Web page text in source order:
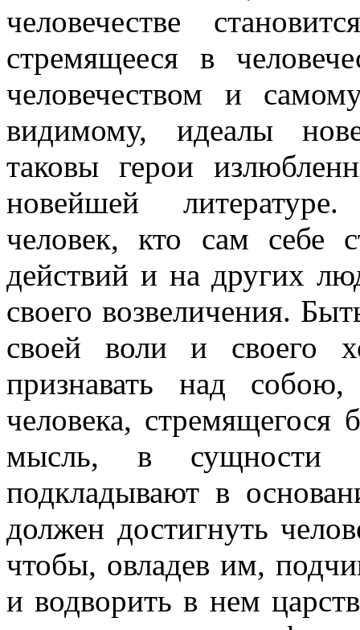
человечестве
стремящееся в
человечеством и
видимому, идеалы
таковы герои
новейшей
человек, кто сам себе
действий и на других
своего возвеличения.
своей воли и своего
признавать над
человека, стремящегося
мысль, в сущности
подкладывают в
должен достигнуть
чтобы, овладев им,
и водворить в нем